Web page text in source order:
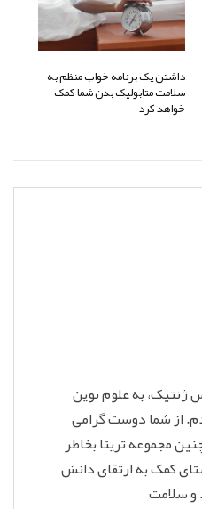
داشتن یک برنامه خواب منظم به
سلامت متابولیک بدن شما کمک
خواهد کرد
ژنتیک، به علوم نوین
از شما دوست گرامی
مجموعه تریتا بخاطر
کمک به ارتقای دانش
و سلامت